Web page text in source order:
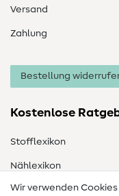
Versand
Zahlung
Bestellung
Kostenlose
Stofflexikon
Nählexikon
Nähanleitungen
Wir verwenden